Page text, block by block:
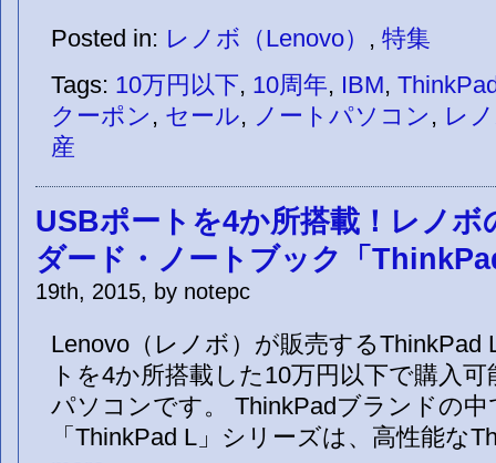
Posted in: レノボ（Lenovo） , 特集
Tags: 10万円以下, 10周年, IBM,
クーポン , セール, ノートパソコン , レ
産
USBポートを4か所搭載！レノボ
ダード・ノートブック「
19th, 2015, by notepc
Lenovo（レノボ）が販売するThinkPad
トを4か所搭載した10万円以下で購入
パソコンです。 ThinkPadブランドの
「ThinkPad L」シリーズは、高性能な